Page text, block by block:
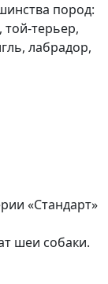
пород:
терьер,
лабрадор,
«Стандарт»
шеи собаки.